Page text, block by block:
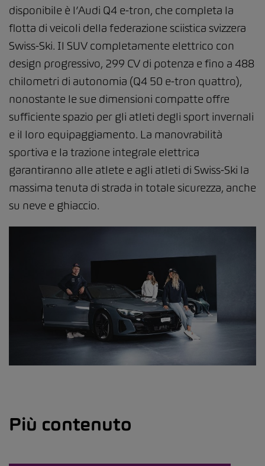
disponibile è l’Audi Q4 e-tron, che completa la
flotta di veicoli della federazione sciistica svizzera
Swiss-Ski. Il SUV completamente elettrico con
design progressivo, 299 CV di potenza e fino a 488
chilometri di autonomia (Q4 50 e-tron quattro),
nonostante le sue dimensioni compatte offre
sufficiente spazio per gli atleti degli sport invernali
e il loro equipaggiamento. La manovrabilità
sportiva e la trazione integrale elettrica
garantiranno alle atlete e agli atleti di Swiss-Ski la
massima tenuta di strada in totale sicurezza, anche
su neve e ghiaccio.
Più contenuto